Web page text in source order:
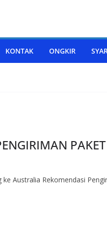
KONTAK ONGKIR
ke Australia Rekomendasi